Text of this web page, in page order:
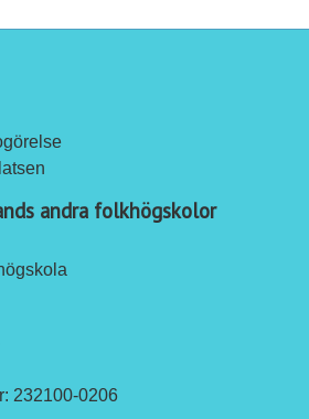
andra folkhögskolor
232100-0206